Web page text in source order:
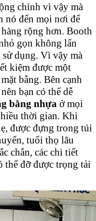
chính vì vậy mà
nó đến mọi nơi để
rộng hơn. Booth
gọn không lấn
dụng. Vì vậy mà
kiệm được một
bằng. Bên cạnh
bạn có thể dễ
bằng nhựa ở mọi
thời gian. Khi
được đựng trong túi
tuổi thọ lâu
chắn, các chi tiết
thể đỡ được trọng tải